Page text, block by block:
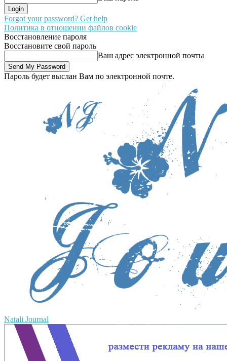
Forgot your password? Get help
Политика в отношении файлов cookie
Восстановление пароля
Восстановите свой пароль
Ваш адрес электронной почты
Пароль будет выслан Вам по электронной почте.
Natali Journal